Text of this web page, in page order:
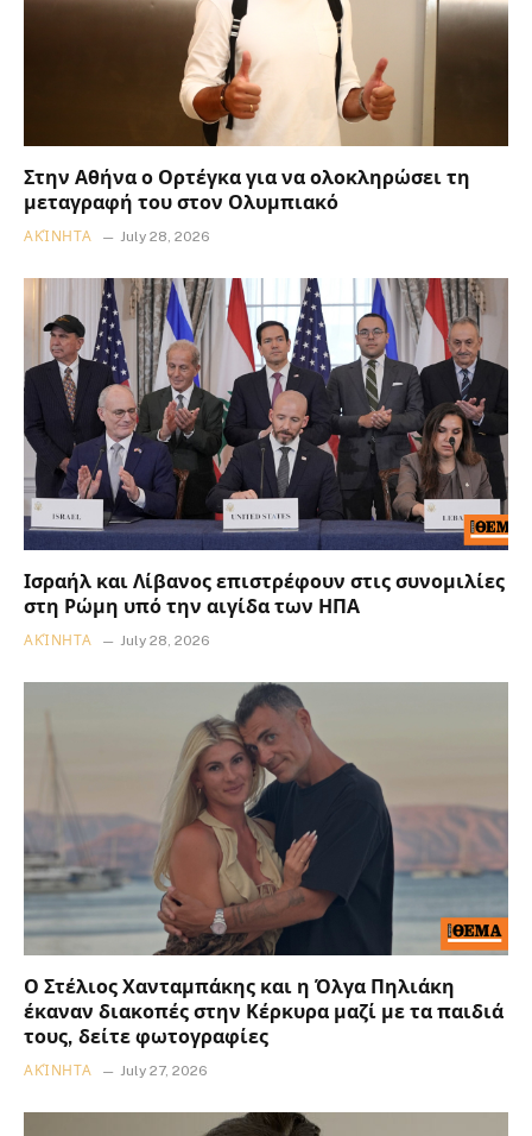
Στην Αθήνα ο Ορτέγκα για να ολοκληρώσει τη
μεταγραφή του στον Ολυμπιακό
ΑΚΊΝΗΤΑ July 28, 2026
Ισραήλ και Λίβανος επιστρέφουν στις συνομιλίες
στη Ρώμη υπό την αιγίδα των ΗΠΑ
ΑΚΊΝΗΤΑ July 28, 2026
Ο Στέλιος Χανταμπάκης και η Όλγα Πηλιάκη
έκαναν διακοπές στην Κέρκυρα μαζί με τα παιδιά
τους, δείτε φωτογραφίες
ΑΚΊΝΗΤΑ July 27, 2026